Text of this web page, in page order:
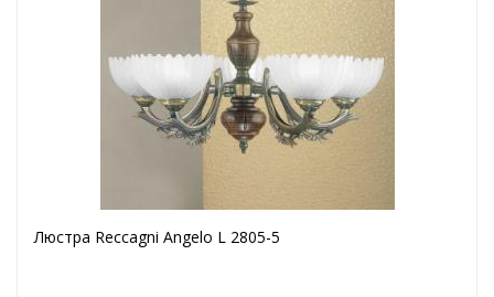
Люстра Reccagni Angelo L 2805-5